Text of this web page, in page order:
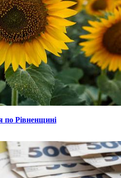
по Рівненщині